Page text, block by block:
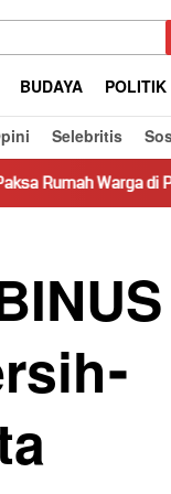
BUDAYA POLITIK
Selebritis
di Pasaman Tanpa